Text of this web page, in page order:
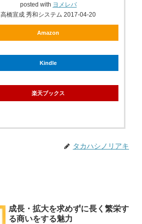
posted with ヨメレバ
高橋宣成 秀和システム 2017-04-20
Amazon
Kindle
楽天ブックス
タカハシノリアキ
成長・拡大を求めずに長く繁栄す
る商いをする魅力